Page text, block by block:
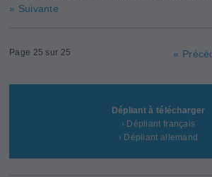
» Suivante
Page 25 sur 25 «
Dépliant à télécharger
› Dépliant français
› Dépliant allemand